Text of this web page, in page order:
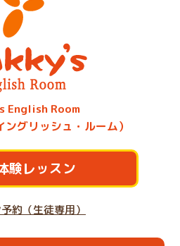
English Room
ングリッシュ・ルーム）
験レッスン
約（生徒専用）